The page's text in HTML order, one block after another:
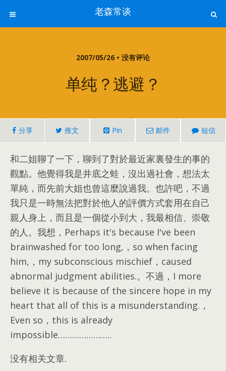
老森常谈
2007/05/26 • 没有评论
单纯？逃避？
分享 推文 Pin 邮件 短信
和二姐聊了一下，聊到了對於最近家裏發生的事的
觀點。他覺得我是井底之蛙，沒出過社會，想法太
單純，而先前大姐也曾這麼說過我。也許吧，不過
我只是一時無法把對於他人的評價方式套用在自己
親人身上，而且是一個從小到大，我最相信、崇敬
的人。我想，Perhaps it's because I've been
brainwashed for too long,，so when facing
him,，my subconscious mischief，caused
abnormal judgment abilities.。不過，I more
believe it is because of the sincere hope in my
heart that all of this is a misunderstanding.，
Even so，this is already
impossible…………………..
没有相关文章.